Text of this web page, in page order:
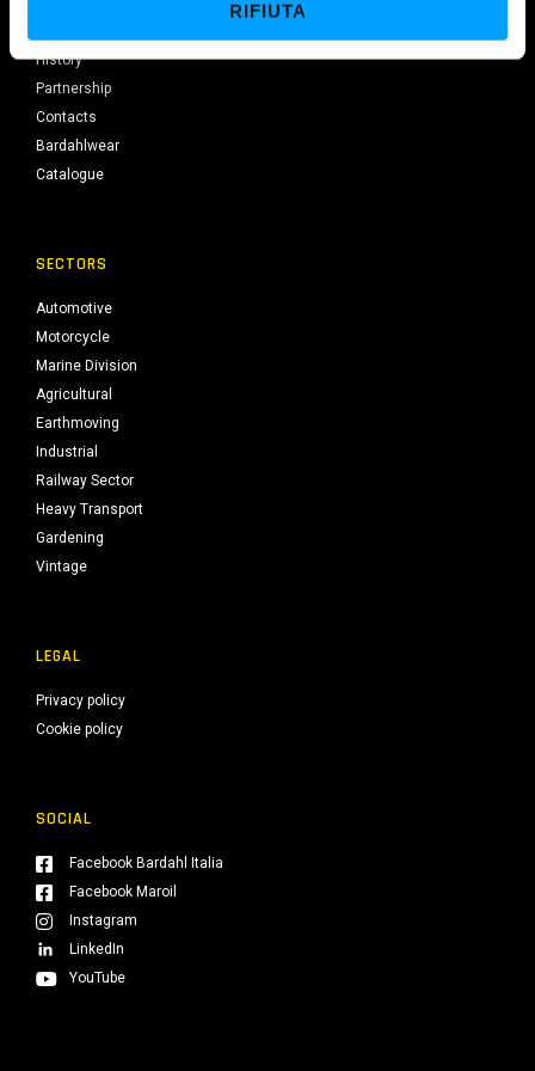
RIFIUTA
History
Partnership
Contacts
Bardahlwear
Catalogue
SECTORS
Automotive
Motorcycle
Marine Division
Agricultural
Earthmoving
Industrial
Railway Sector
Heavy Transport
Gardening
Vintage
LEGAL
Privacy policy
Cookie policy
SOCIAL
Facebook Bardahl Italia
Facebook Maroil
Instagram
LinkedIn
YouTube